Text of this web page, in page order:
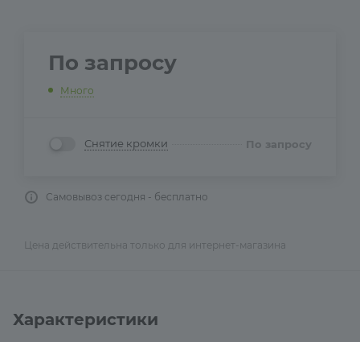
По запросу
Много
Снятие кромки По запросу
Самовывоз сегодня - бесплатно
Цена действительна только для интернет-магазина
Характеристики